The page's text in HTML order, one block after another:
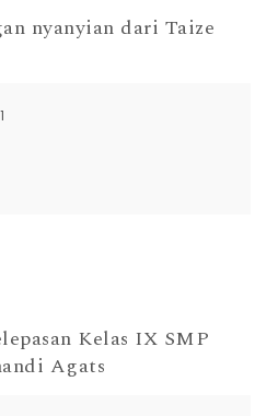
nyanyian dari Taize
Kelas IX SMP
Agats